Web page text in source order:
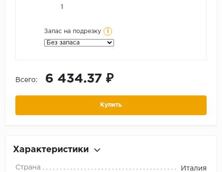
Запас на подрезку i
Всего: 6 434.37 ₽
Купить
Характеристики
Страна Италия